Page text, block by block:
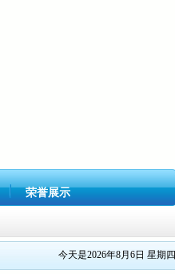
荣誉展示
今天是2026年8月6日 星期四